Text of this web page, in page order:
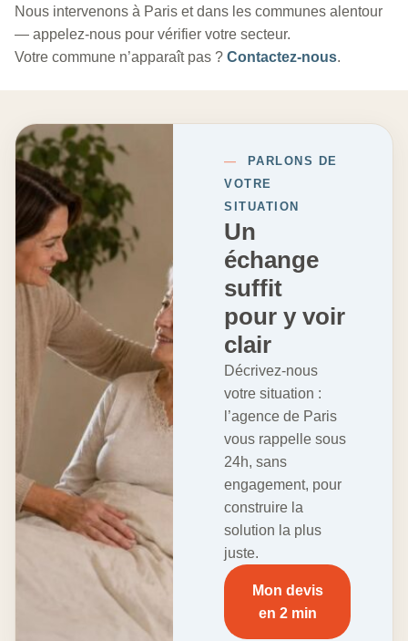
Nous intervenons à Paris et dans les communes alentour
— appelez-nous pour vérifier votre secteur.
Votre commune n’apparaît pas ? Contactez-nous.
—
PARLONS DE
VOTRE
SITUATION
Un
échange
suffit
pour y voir
clair
Décrivez-nous
votre situation :
l’agence de Paris
vous rappelle sous
24h, sans
engagement, pour
construire la
solution la plus
juste.
Mon devis
en 2 min